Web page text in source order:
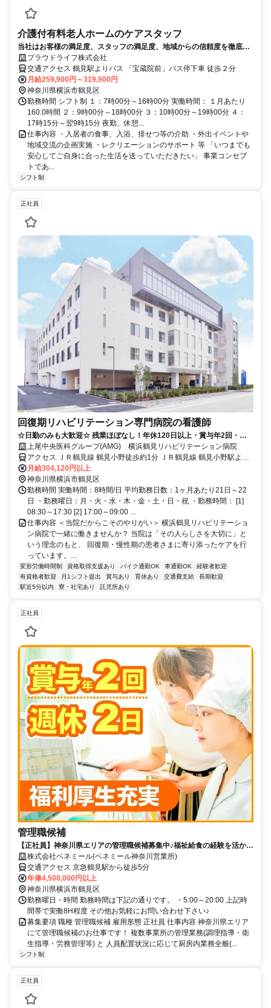
介護付有料老人ホームのケアスタッフ
当社はお客様の満足度、スタッフの満足度、地域からの信頼度を徹底的
に高め、介護業界ナンバーワンの人が集まる、人が成長する、人が活き
る会社を目指しています
プラウドライフ株式会社
交通アクセス 鶴見駅よりバス 「宝蔵院前」バス停下車 徒歩２分
月給259,900円～319,900円
神奈川県横浜市鶴見区
勤務時間 シフト制 １：7時00分～16時00分 実働時間： １月あたり
160.0時間 ２：9時00分～18時00分 ３：10時00分～19時00分 ４：
17時15分～翌9時15分 夜勤、休憩...
仕事内容 ・入居者の食事、入浴、排せつ等の介助 ・外出イベントや
地域交流の企画実施 ・レクリエーションのサポート 等 「いつまでも
安心してご自身に合った生活を送っていただきたい」 事業コンセプ
トであ...
シフト制
正社員
回復期リハビリテーション専門病院の看護師
☆日勤のみも大歓迎☆ 残業ほぼなし！年休120日以上・賞与年2回・有
給消化率8割以上！ 福利厚生充実
上尾中央医科グループ(AMG) 横浜鶴見リハビリテーション病院
アクセス ＪＲ鶴見線 鶴見小野徒歩約1分 ＪＲ鶴見線 鶴見小野駅より
徒歩2分
月給304,120円以上
神奈川県横浜市鶴見区
勤務時間 実働時間：8時間/日 平均勤務日数：1ヶ月あたり21日～22
日 ・勤務曜日：月・火・水・木・金・土・日・祝 ・勤務時間： [1]
08:30～17:30 [2] 17:00～09:00 ...
仕事内容 ＜当院だからこそのやりがい＞ 横浜鶴見リハビリテーショ
ン病院で一緒に働きませんか？ 当院は「その人らしさを大切に」と
いう理念のもと、 回復期・慢性期の患者さまに寄り添ったケアを行
っています。...
変形労働時間制 資格取得支援あり バイク通勤OK 車通勤OK
経験者歓迎
有資格者歓迎
月1シフト提出 賞与あり 育休あり 交通費支給
長期歓迎
駅近5分以内
寮・社宅あり 託児所あり
正社員
管理職候補
【正社員】神奈川県エリアの管理職候補募集中♪福祉給食の経験を活かせ
るお仕事です☆
株式会社ベネミール(ベネミール神奈川営業所)
交通アクセス 京急鶴見駅から徒歩5分
年俸4,500,000円以上
神奈川県横浜市鶴見区
勤務曜日・時間 勤務時間は下記の通りです。 ・5:00～20:00 上記時
間帯で実働8H程度 その他お気軽にお問い合わせ下さい♪
募集要項 職種 管理職候補 雇用形態 正社員 仕事内容 神奈川県エリア
にて管理職候補のお仕事です！ 複数事業所の管理業務(調理指導・衛
生指導・労務管理等) と 人員配置状況に応じて厨房内業務全般(...
シフト制
正社員